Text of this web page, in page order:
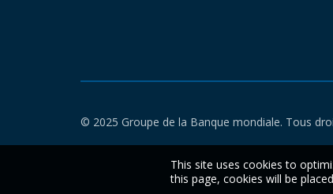
© 2025 Groupe de la Banque mondiale. Tous
This site uses cookies to
this page, cookies will be